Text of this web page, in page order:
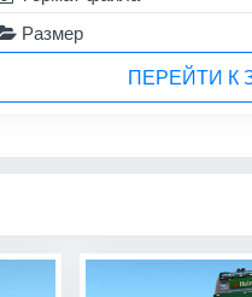
Размер
ПЕРЕЙТИ К